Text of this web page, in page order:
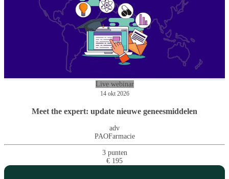
Live webinar
14 okt 2026
Meet the expert: update nieuwe geneesmiddelen
adv
PAOFarmacie
3 punten
€ 195